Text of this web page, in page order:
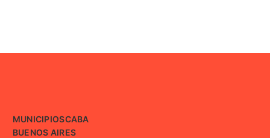
MUNICIPIOSCABA
BUENOS AIRES